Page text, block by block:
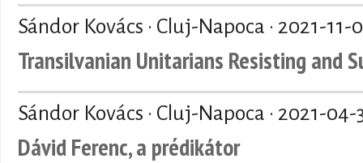
Sándor Kovács · Cluj-Napoca · 2021-11-
Transilvanian Unitarians Resisting and
Sándor Kovács · Cluj-Napoca · 2021-04-
Dávid Ferenc, a prédikátor